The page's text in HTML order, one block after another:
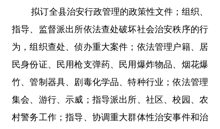
拟订全县治安行政管理的政策性文件；组织、
指导、监督派出所依法查处破坏社会治安秩序的行
为，组织查处、侦办重大案件；依法管理户籍、居
民身份证、民用枪支弹药、民用爆炸物品、烟花爆
竹、管制器具、剧毒化学品、特种行业；依法管理
集会、游行、示威；指导派出所、社区、校园、农
村警务工作；指导、协调重大群体性治安事件和治